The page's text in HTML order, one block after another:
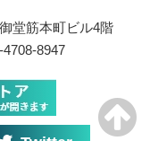
堂筋本町ビル4階
8947